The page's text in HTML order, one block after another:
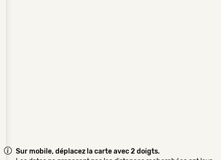
Sur mobile, déplacez la carte avec 2 doigts.